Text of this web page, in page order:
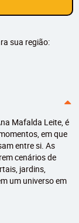
sua região:
Mafalda Leite, é
em que
entre si. As
cenários de
jardins,
um universo em